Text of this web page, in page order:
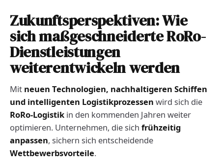
Zukunftsperspektiven: Wie
sich maßgeschneiderte RoRo-
Dienstleistungen
weiterentwickeln werden
Mit neuen Technologien, nachhaltigeren Schiffen
und intelligenten Logistikprozessen wird sich die
RoRo-Logistik in den kommenden Jahren weiter
optimieren. Unternehmen, die sich frühzeitig
anpassen, sichern sich entscheidende
Wettbewerbsvorteile.